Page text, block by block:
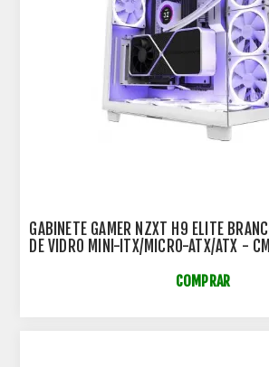
GABINETE GAMER NZXT H9 ELITE
DE VIDRO MINI-ITX/MICRO-ATX/ATX -
COMPRAR